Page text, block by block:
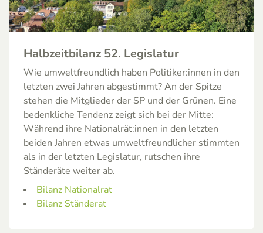
Halbzeitbilanz 52. Legislatur
Wie umweltfreundlich haben Politiker:innen in den
letzten zwei Jahren abgestimmt? An der Spitze
stehen die Mitglieder der SP und der Grünen. Eine
bedenkliche Tendenz zeigt sich bei der Mitte:
Während ihre Nationalrät:innen in den letzten
beiden Jahren etwas umweltfreundlicher stimmten
als in der letzten Legislatur, rutschen ihre
Ständeräte weiter ab.
Bilanz Nationalrat
Bilanz Ständerat